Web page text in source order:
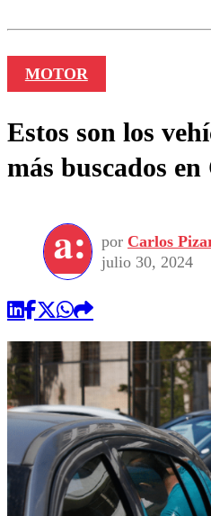
MOTOR
Estos son los
más buscados
por Carlos
julio 30, 2024